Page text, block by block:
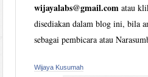
wijayalabs@gmail.com atau
disediakan dalam blog ini, bila
sebagai pembicara atau
Wijaya Kusumah